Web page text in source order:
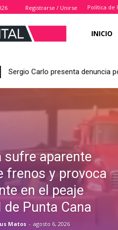
Registrarse / Unirse Política de
INICIO
Sergio Carlo presenta denuncia
Comunitarios denuncian
sufre aparente
frenos y provoca
en el peaje
de Punta Cana
Matos - agosto 6, 2026